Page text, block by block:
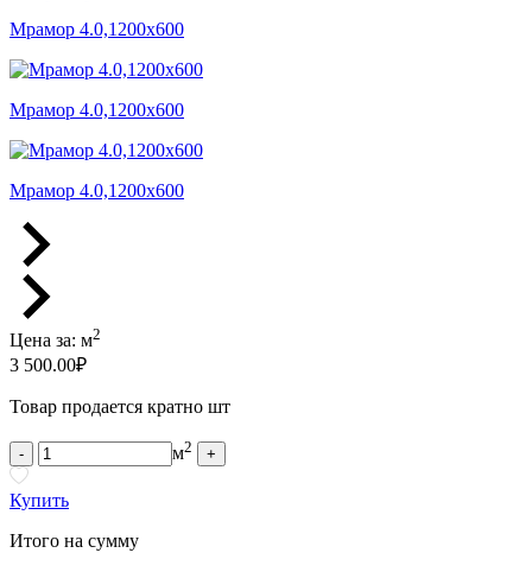
Мрамор 4.0,1200x600
Мрамор 4.0,1200x600
Мрамор 4.0,1200x600
Цена за: м2
3 500.00₽
Товар продается кратно шт
- м2 +
Купить
Итого на сумму